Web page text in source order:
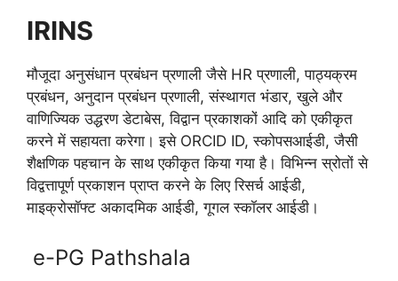
IRINS
मौजूदा अनुसंधान प्रबंधन प्रणाली जैसे HR प्रणाली, पाठ्यक्रम
प्रबंधन, अनुदान प्रबंधन प्रणाली, संस्थागत भंडार, खुले और
वाणिज्यिक उद्धरण डेटाबेस, विद्वान प्रकाशकों आदि को एकीकृत
करने में सहायता करेगा। इसे ORCID ID, स्कोपसआईडी, जैसी
शैक्षणिक पहचान के साथ एकीकृत किया गया है। विभिन्न स्रोतों से
विद्वत्तापूर्ण प्रकाशन प्राप्त करने के लिए रिसर्च आईडी,
माइक्रोसॉफ्ट अकादमिक आईडी, गूगल स्कॉलर आईडी।
e-PG Pathshala